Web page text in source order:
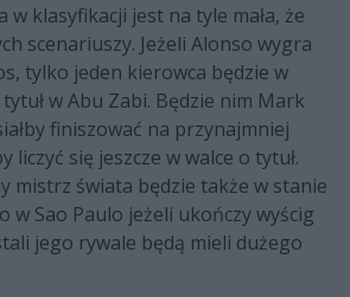
w klasyfikacji jest na tyle mała, że
scenariuszy. Jeżeli Alonso wygra
tylko jeden kierowca będzie w
w Abu Zabi. Będzie nim Mark
finiszować na przynajmniej
liczyć się jeszcze w walce o tytuł.
mistrz świata będzie także w stanie
w Sao Paulo jeżeli ukończy wyścig
jego rywale będą mieli dużego